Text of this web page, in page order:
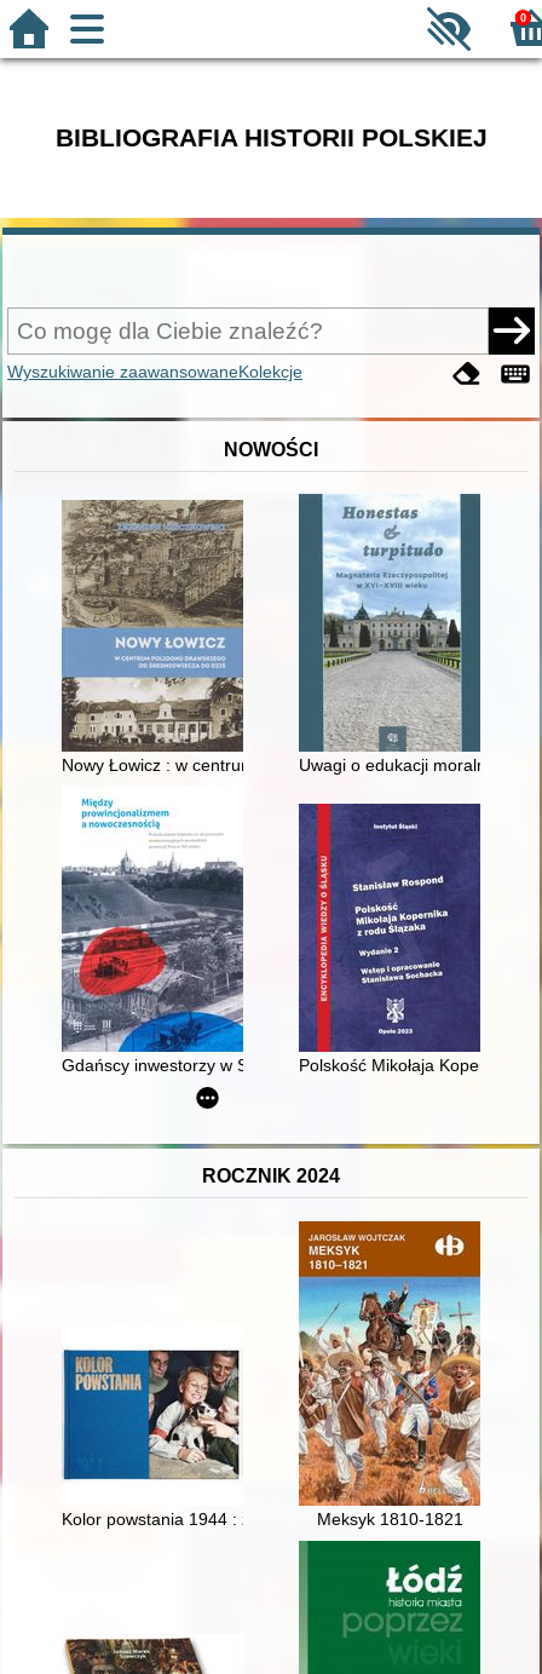
0
BIBLIOGRAFIA HISTORII POLSKIEJ
Wyszukiwanie zaawansowaneKolekcje
NOWOŚCI
Nowy Łowicz : w centrum poligonu drawskiego od
Uwagi o edukacji moralnej
Gdańscy inwestorzy w Sopocie : prestiż finansowy i
Polskość Mikołaja Kopernika z
ROCZNIK 2024
Kolor powstania 1944 : zdjęcia walczącej Warszawy
Meksyk 1810-1821